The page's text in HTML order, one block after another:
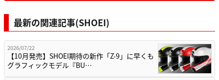
最新の関連記事(SHOEI)
2026/07/22
【10月発売】SHOEI期待の新作「Z-9」に早くも
グラフィックモデル『BU…